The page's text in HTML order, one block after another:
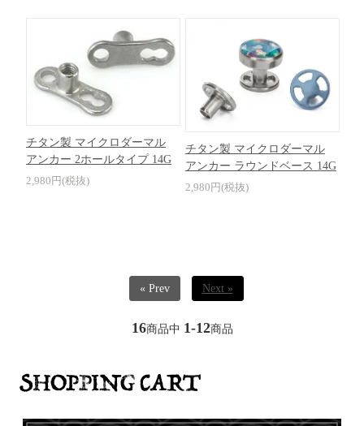
チタン製 マイクロダーマル
アンカー 2ホールタイプ 14G
2,980円(税抜)
チタン製 マイクロダーマル
アンカー ラウンドベース 14G
2,980円(税抜)
« Prev Next »
16商品中 1-12商品